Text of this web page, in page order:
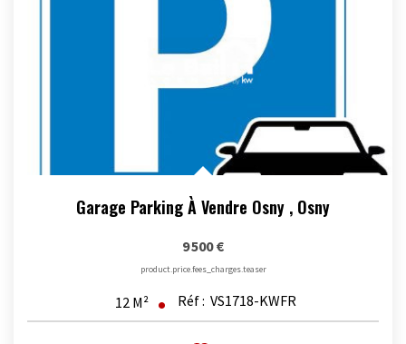
Garage Parking À Vendre Osny , Osny
9 500 €
product.price.fees_charges.teaser
12 M² Réf : VS1718-KWFR